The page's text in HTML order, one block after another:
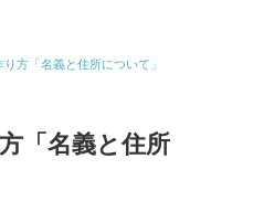
方「名義と住所について」
「名義と住所